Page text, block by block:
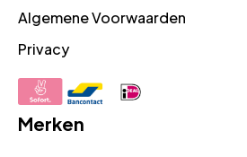
Algemene Voorwaarden
Privacy
Merken